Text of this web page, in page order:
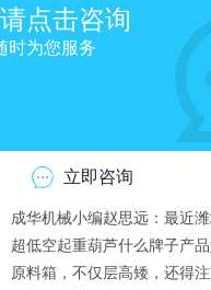
潍坊饮料车间用
来源：河北成华机械制造有限
成华机械小编赵思远：最近
超低空起重葫芦什么牌子产
原料箱，不仅层高矮，还得
点击咨询
时为您服务
立即咨询